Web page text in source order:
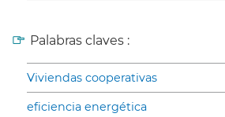
Palabras claves :
Viviendas cooperativas
eficiencia energética